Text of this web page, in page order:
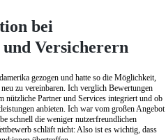
bei
Versicherern
gezogen und hatte so die Möglichkeit,
zu vereinbaren. Ich verglich Bewertungen
Partner und Services integriert und ob
anbieten. Ich war vom großen Angebot
schnell die weniger nutzerfreundlichen
schläft nicht: Also ist es wichtig, dass